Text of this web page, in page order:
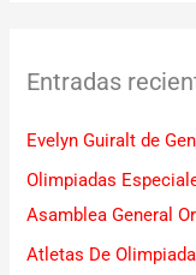
a
p
o
r
:
Entradas
Evelyn Guiralt de
Olimpiadas
Asamblea General
Atletas De